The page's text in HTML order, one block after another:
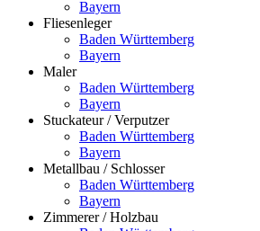
Bayern
Fliesenleger
Baden Württemberg
Bayern
Maler
Baden Württemberg
Bayern
Stuckateur / Verputzer
Baden Württemberg
Bayern
Metallbau / Schlosser
Baden Württemberg
Bayern
Zimmerer / Holzbau